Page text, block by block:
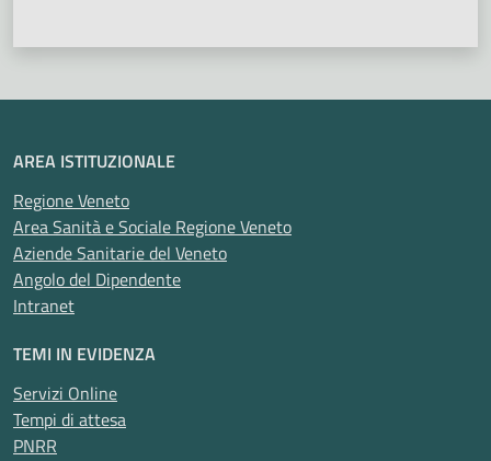
AREA ISTITUZIONALE
Regione Veneto
Area Sanità e Sociale Regione Veneto
Aziende Sanitarie del Veneto
Angolo del Dipendente
Intranet
TEMI IN EVIDENZA
Servizi Online
Tempi di attesa
PNRR